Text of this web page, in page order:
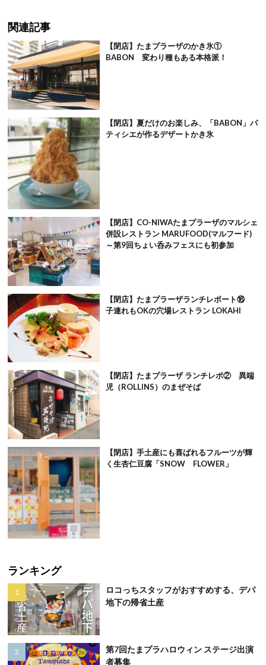
関連記事
【閉店】たまプラーザのかき氷①
BABON 変わり種もある本格派！
【閉店】夏だけのお楽しみ、「BABON」パ
ティシエが作るデザートかき氷
【閉店】CO-NIWAたまプラーザのマルシェ
併設レストラン MARUFOOD(マルフード)
～第9回ちょい呑みフェスにも初参加
【閉店】たまプラーザランチレポート⑯
子連れもOKの穴場レストラン LOKAHI
【閉店】たまプラーザ ランチレポ② 異端
児（ROLLINS）のまぜそば
【閉店】手土産にも喜ばれるフルーツが輝
く生杏仁豆腐「SNOW FLOWER」
ランキング
ロコっちスタッフがおすすめする、デパ
地下の帰省土産
第7回たまプラハロウィン ステージ出演
者募集